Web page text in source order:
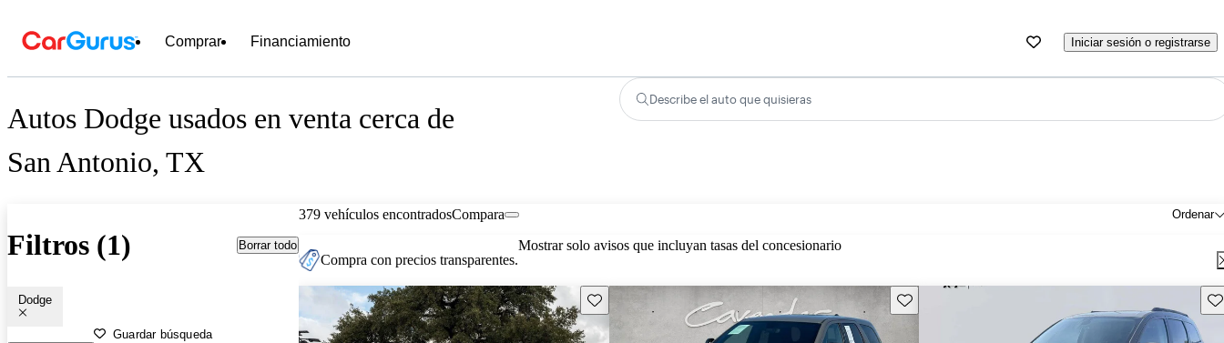
Comprar Financiamiento Iniciar sesión o registrarse
Autos Dodge usados en venta cerca de
San Antonio, TX
Describe el auto que quisieras
Filtros (1) Borrar todo
Dodge
Guardar búsqueda
379 vehículos encontrados Ordenar
Compara
Compra con precios transparentes.
Mostrar solo avisos que incluyan tasas del concesionario
Guarda este Aviso Guarda este Aviso